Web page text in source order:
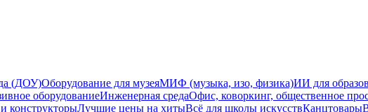
(ДОУ)Оборудование для музеяМИФ (музыка, изо, физика)ИИ для
оборудованиеИнженерная средаОфис, коворкинг, общественное
конструкторыЛучшие цены на хитыВсё для школы искусствКанцтовары